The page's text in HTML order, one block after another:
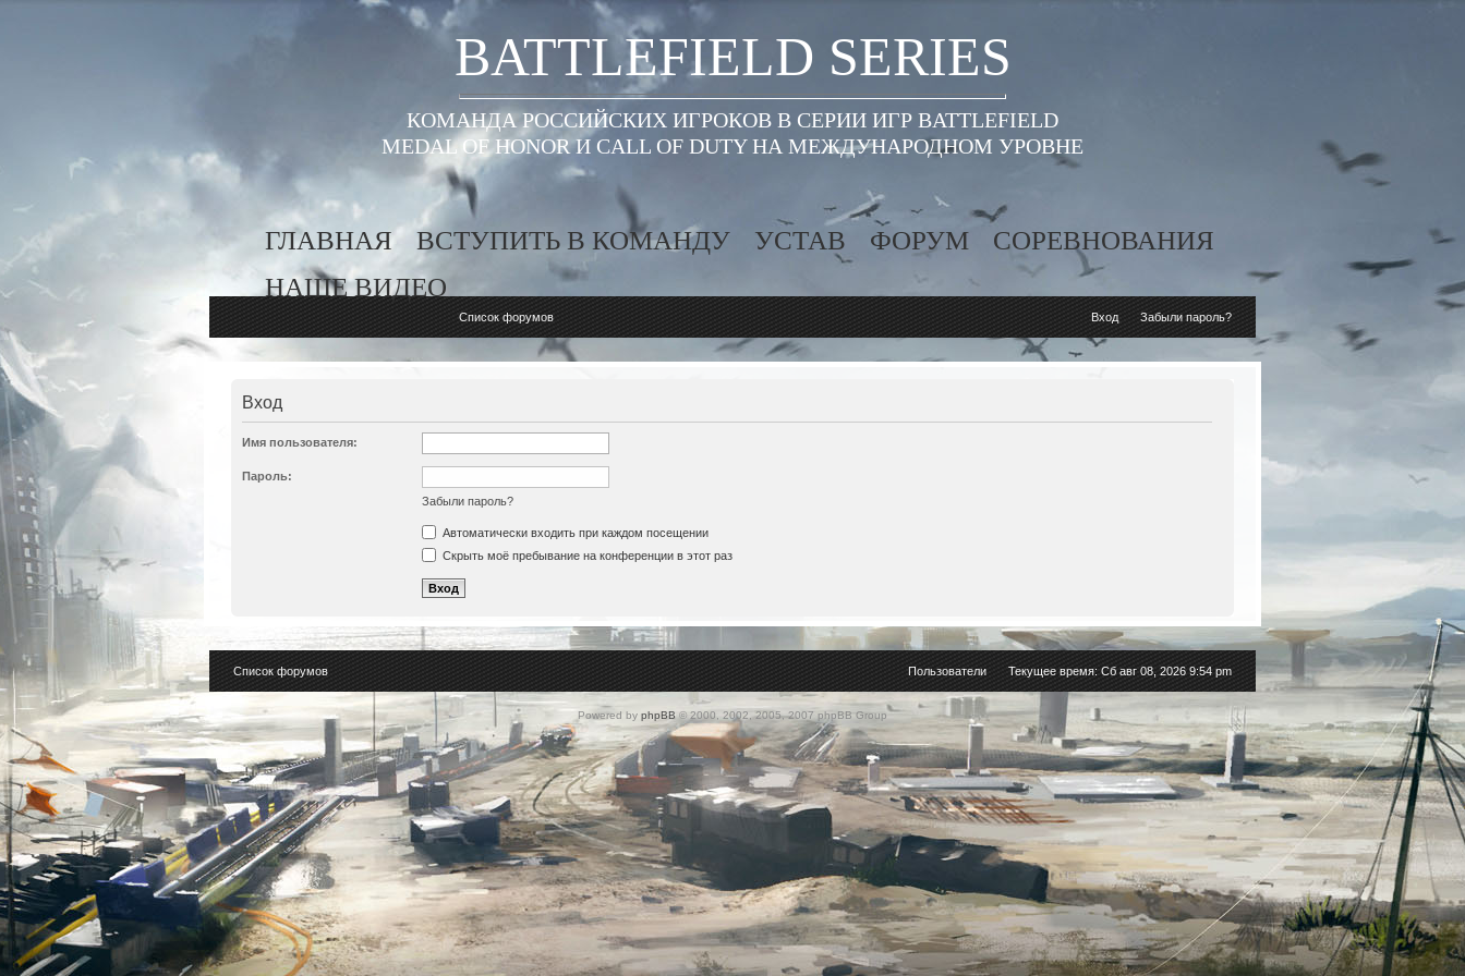
BATTLEFIELD SERIES
КОМАНДА РОССИЙСКИХ ИГРОКОВ В СЕРИИ ИГР BATTLEFIELD
MEDAL OF HONOR И CALL OF DUTY НА МЕЖДУНАРОДНОМ УРОВНЕ
ГЛАВНАЯ ВСТУПИТЬ В КОМАНДУ УСТАВ ФОРУМ
СОРЕВНОВАНИЯ
НАШЕ ВИДЕО
Список форумов Вход Забыли пароль?
Вход
Имя пользователя:
Пароль:
Забыли пароль?
Автоматически входить при каждом посещении
Скрыть моё пребывание на конференции в этот раз
Список форумов Пользователи Текущее время: Сб авг 08, 2026 9:54 pm
Powered by phpBB© 2000, 2002, 2005, 2007 phpBB Group